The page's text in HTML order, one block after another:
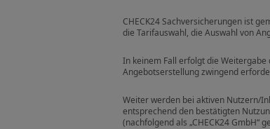
CHECK24 Sachversicherungen ist
die Tarifauswahl, die Auswahl von
In keinem Fall erfolgt die
Angebotserstellung zwingend
Weiter werden bei aktiven Nutzern/
entsprechend den bestätigten
(nachfolgend als „CHECK24 GmbH“